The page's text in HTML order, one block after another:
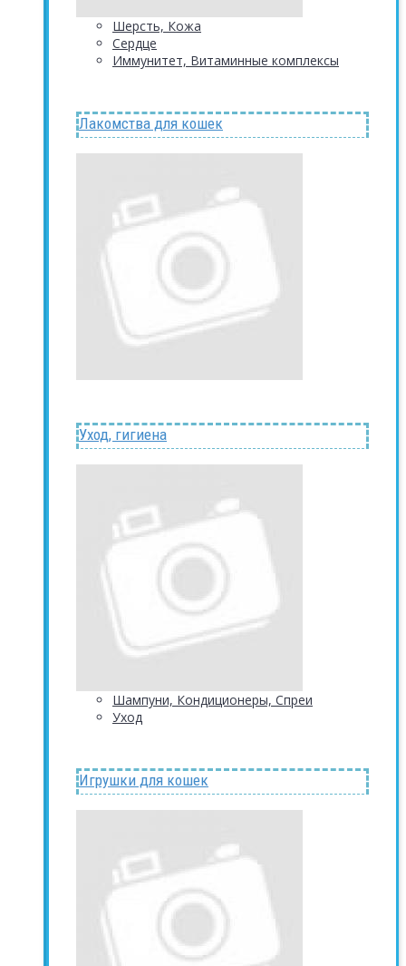
Шерсть, Кожа
Сердце
Иммунитет, Витаминные комплексы
Лакомства для кошек
Уход, гигиена
Шампуни, Кондиционеры, Спреи
Уход
Игрушки для кошек